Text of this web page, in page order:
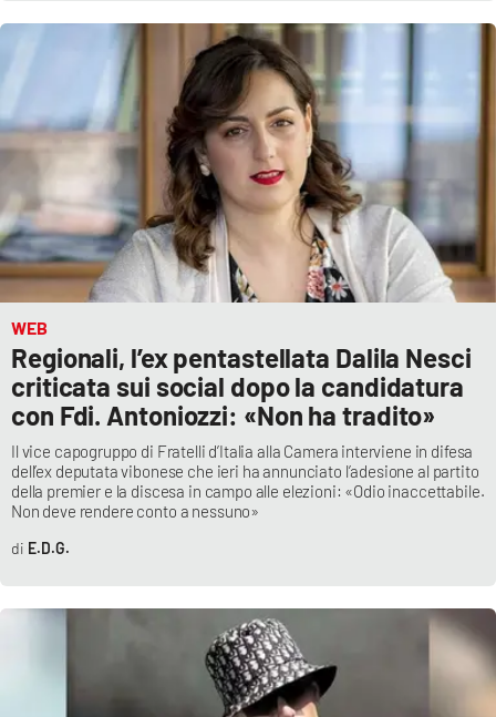
Vibo Valentia
Reggio Calabria
Cosenza
Lamezia Terme
PROGETTI
SPECIALI
Buona Sanità Calabria
LA
CALABRIAVISIONE
Destinazioni
Eventi
WEB
Regionali, l’ex pentastellata Dalila Nesci
criticata sui social dopo la candidatura
con Fdi. Antoniozzi: «Non ha tradito»
Il vice capogruppo di Fratelli d’Italia alla Camera interviene in difesa
dell’ex deputata vibonese che ieri ha annunciato l’adesione al partito
della premier e la discesa in campo alle elezioni: «Odio inaccettabile.
Non deve rendere conto a nessuno»
E.D.G.